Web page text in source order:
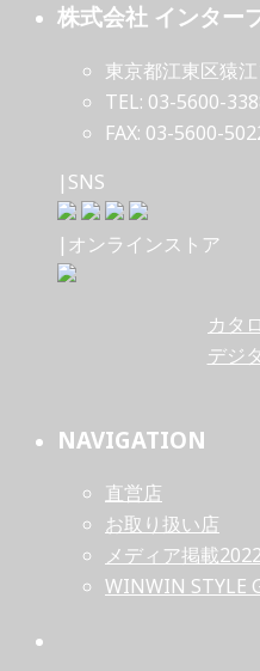
株式会社 インター
東京都江東区猿
TEL: 03-5600-
FAX: 03-5600-
|SNS
|オンラインストア
カタ
デジ
NAVIGATION
直営店
お取り扱い店
メディア掲載
WINWIN STYLE